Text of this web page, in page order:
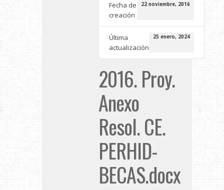
Fecha de
creación
22 noviembre, 2016
Última
actualización
25 enero, 2024
2016. Proy.
Anexo
Resol. CE.
PERHID-
BECAS.docx